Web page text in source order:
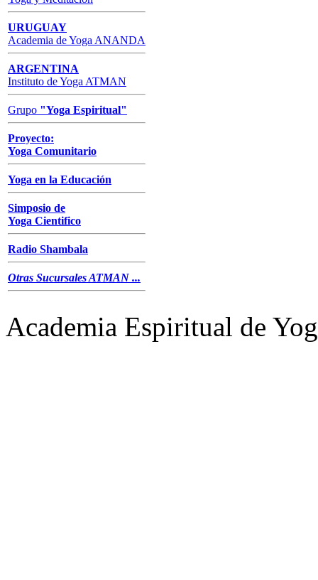
URUGUAY
Academia de Yoga ANANDA
ARGENTINA
Instituto de Yoga ATMAN
Grupo "Yoga Espiritual"
Proyecto:
Yoga Comunitario
Yoga en la Educación
Simposio de
Yoga Cientifico
Radio Shambala
Otras Sucursales ATMAN ...
Academia Espiritual de